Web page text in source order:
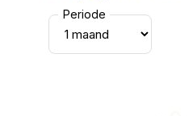
Periode